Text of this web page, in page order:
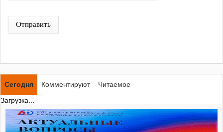
Отправить
Сегодня Комментируют
Читаемое
Загрузка...